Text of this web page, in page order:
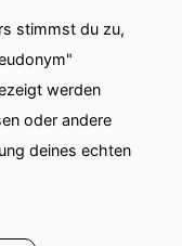
stimmst du zu,
werden
oder andere
deines echten